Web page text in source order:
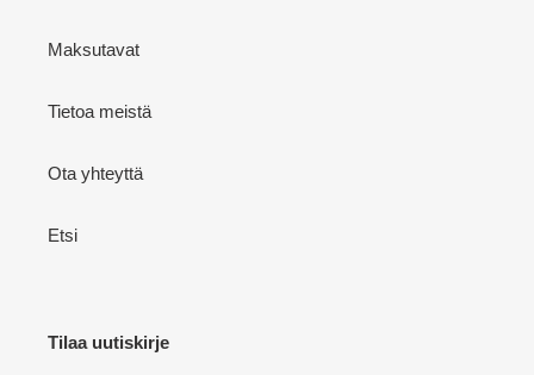
Maksutavat
Tietoa meistä
Ota yhteyttä
Etsi
Tilaa uutiskirje